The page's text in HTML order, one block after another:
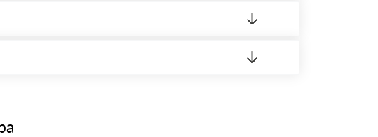
материала.